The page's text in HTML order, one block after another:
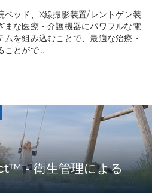
ベッド、X線撮影装置/レントゲン装
まな医療・介護機器にパワフルな電
を組み込むことで、最適な治療・
ことがで...
- 衛生管理による